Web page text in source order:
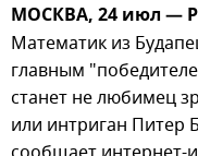
МОСКВА, 24 июл —
Математик из
главным
станет не любимец
или интриган Питер